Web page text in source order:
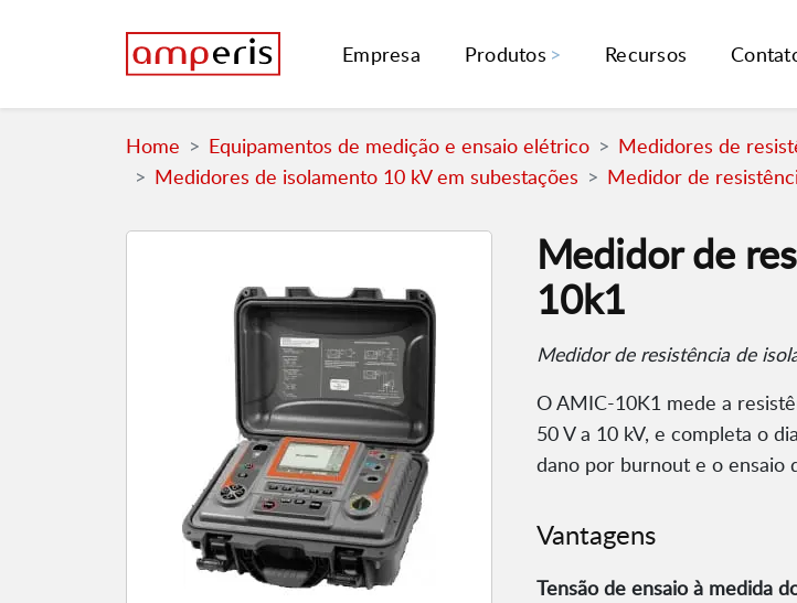
Empresa Produtos Recursos
Home Equipamentos de medição e ensaio elétrico
Medidores de
Medidores de isolamento 10 kV em subestações
Medidor de
Medidor de
10k1
Medidor de resistência de
O AMIC-10K1 mede a
50 V a 10 kV, e completa o
dano por burnout e o ensaio
Vantagens
Tensão de ensaio à medida